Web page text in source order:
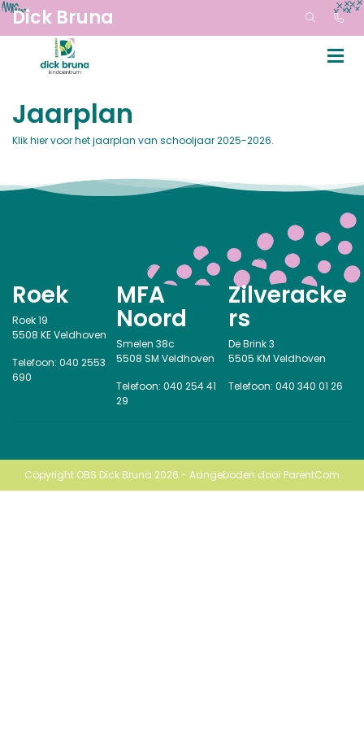
Dick Bruna
Jaarplan
Klik hier voor het jaarplan van schooljaar 2025-2026.
Roek
Roek 19
5508 KE Veldhoven
Telefoon: 040 2553
690
MFA
Noord
Smelen 38c
5508 SM Veldhoven
Telefoon: 040 254 41
29
Zilveracke
rs
De Brink 3
5505 KM Veldhoven
Telefoon: 040 340 01 26
Copyright OBS Dick Bruna 2026 - Aangeboden door ParentCom